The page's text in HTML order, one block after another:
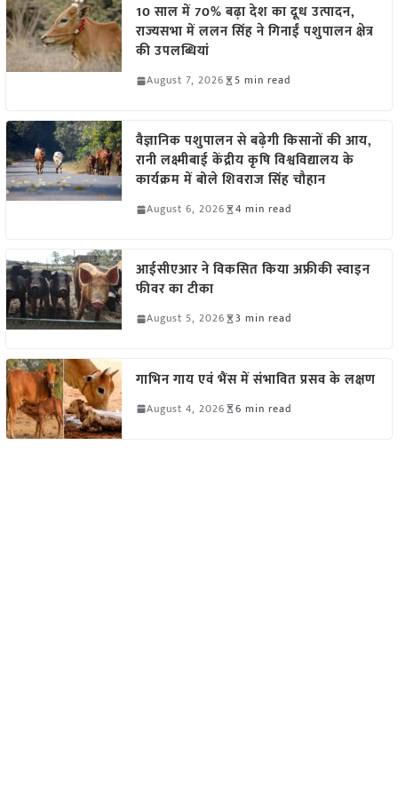
10 साल में 70% बढ़ा देश का दूध उत्पादन,
राज्यसभा में ललन सिंह ने गिनाईं पशुपालन क्षेत्र
की उपलब्धियां
August 7, 2026 5 min read
वैज्ञानिक पशुपालन से बढ़ेगी किसानों की आय,
रानी लक्ष्मीबाई केंद्रीय कृषि विश्वविद्यालय के
कार्यक्रम में बोले शिवराज सिंह चौहान
August 6, 2026 4 min read
आईसीएआर ने विकसित किया अफ्रीकी स्वाइन
फीवर का टीका
August 5, 2026 3 min read
गाभिन गाय एवं भैंस में संभावित प्रसव के लक्षण
August 4, 2026 6 min read